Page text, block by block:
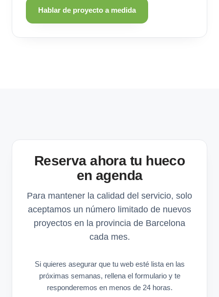
Hablar de proyecto a medida
Reserva ahora tu hueco
en agenda
Para mantener la calidad del servicio, solo
aceptamos un número limitado de nuevos
proyectos en la provincia de Barcelona
cada mes.
Si quieres asegurar que tu web esté lista en las
próximas semanas, rellena el formulario y te
responderemos en menos de 24 horas.